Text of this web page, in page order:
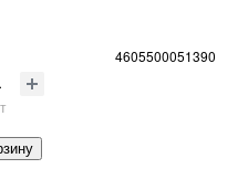
4605500051390